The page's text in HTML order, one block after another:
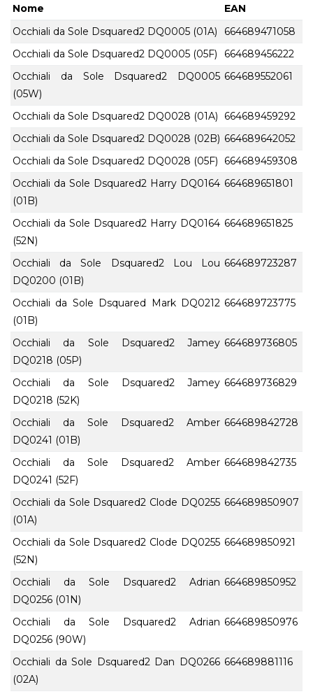
Nome
EAN
Occhiali da Sole Dsquared2 DQ0005 (01A)
664689471058
Occhiali da Sole Dsquared2 DQ0005 (05F)
664689456222
Occhiali da Sole Dsquared2 DQ0005
(05W)
664689552061
Occhiali da Sole Dsquared2 DQ0028 (01A)
664689459292
Occhiali da Sole Dsquared2 DQ0028 (02B) 664689642052
Occhiali da Sole Dsquared2 DQ0028 (05F)
664689459308
Occhiali da Sole Dsquared2 Harry DQ0164
(01B)
664689651801
Occhiali da Sole Dsquared2 Harry DQ0164
(52N)
664689651825
Occhiali da Sole Dsquared2 Lou Lou
DQ0200 (01B)
664689723287
Occhiali da Sole Dsquared Mark DQ0212
(01B)
664689723775
Occhiali da Sole Dsquared2 Jamey
DQ0218 (05P)
664689736805
Occhiali da Sole Dsquared2 Jamey
DQ0218 (52K)
664689736829
Occhiali da Sole Dsquared2 Amber
DQ0241 (01B)
664689842728
Occhiali da Sole Dsquared2 Amber
DQ0241 (52F)
664689842735
Occhiali da Sole Dsquared2 Clode DQ0255
(01A)
664689850907
Occhiali da Sole Dsquared2 Clode DQ0255
(52N)
664689850921
Occhiali da Sole Dsquared2 Adrian
DQ0256 (01N)
664689850952
Occhiali da Sole Dsquared2 Adrian
DQ0256 (90W)
664689850976
Occhiali da Sole Dsquared2 Dan DQ0266
(02A)
664689881116